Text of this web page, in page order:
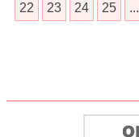
22
23 24 25 ...